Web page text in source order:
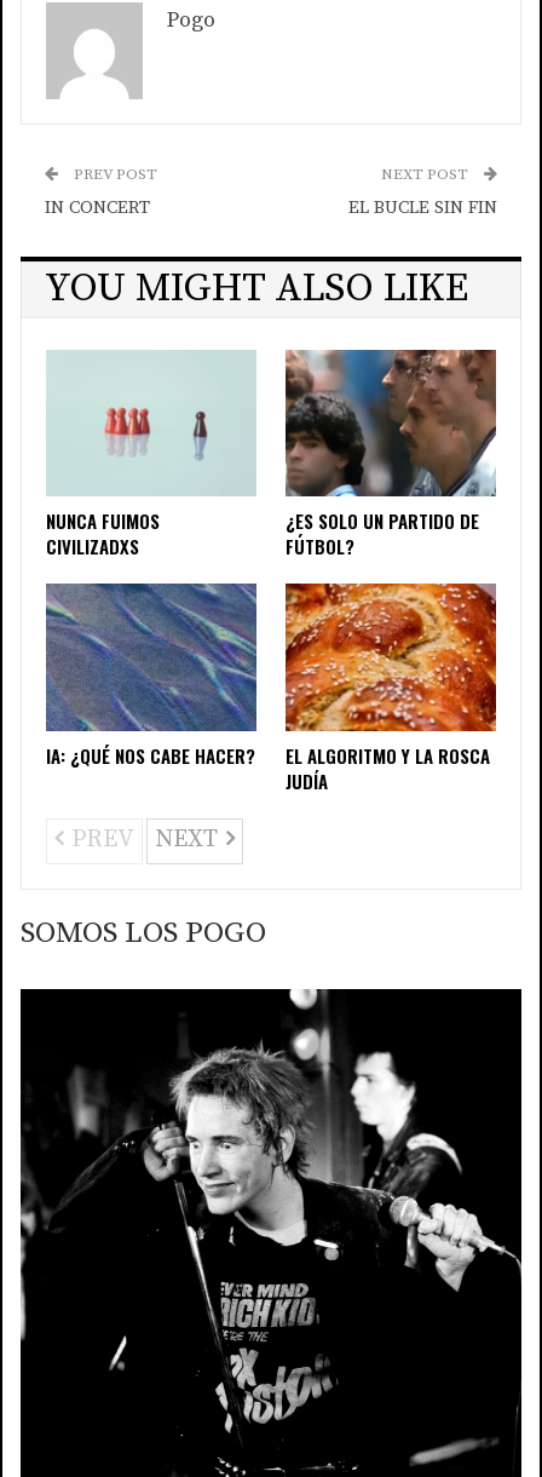
Pogo
PREV POST
IN CONCERT
NEXT POST
EL BUCLE SIN FIN
YOU MIGHT ALSO LIKE
NUNCA FUIMOS
CIVILIZADXS
¿ES SOLO UN PARTIDO DE
FÚTBOL?
IA: ¿QUÉ NOS CABE HACER?
EL ALGORITMO Y LA ROSCA
JUDÍA
PREV NEXT
SOMOS LOS POGO